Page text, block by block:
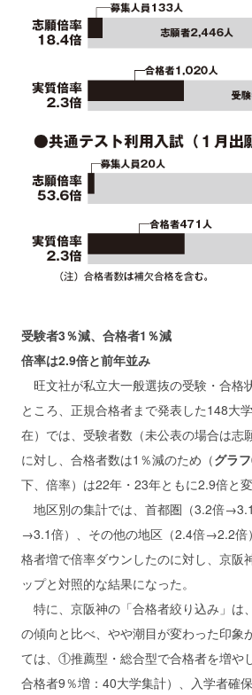
受験者3％減、合格者1％減
倍率は2.9倍と前年並み
旺文社が私立大一般選抜の受験・合格
ところ、正規合格者まで発表した148大
在）では、受験者数（未公表の場合は志
に対し、合格者数は1％減のため（グラ
下、倍率）は22年・23年ともに2.9倍と変
地区別の集計では、首都圏（3.2倍
→3.1倍）、その他の地区（2.4倍→2.2倍
格者増で倍率ダウンしたのに対し、京阪
ップと対照的な結果になった。
特に、京阪神の「合格者絞り込み」は
の傾向と比べ、やや潮目が変わった印象
ては、①推薦型・総合型で合格者を増や
合格者9％増：40大学集計）、入学者確